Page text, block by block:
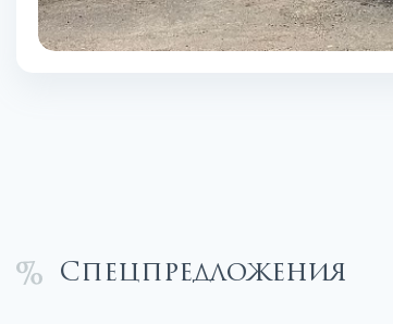
Спецпредложения